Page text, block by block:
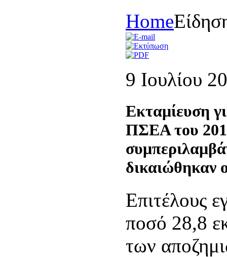
Home
9 Ιουλίου
Εκταμίευση
ΠΣΕΑ του
δικαιώθηκαν
Επιτέλους
ποσό 28,8
των